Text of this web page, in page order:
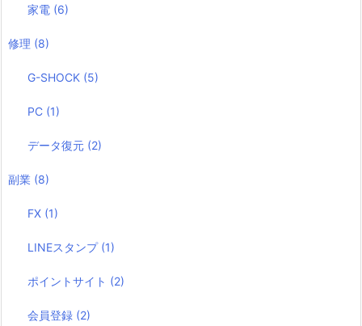
家電 (6)
修理 (8)
G-SHOCK (5)
PC (1)
データ復元 (2)
副業 (8)
FX (1)
LINEスタンプ (1)
ポイントサイト (2)
会員登録 (2)